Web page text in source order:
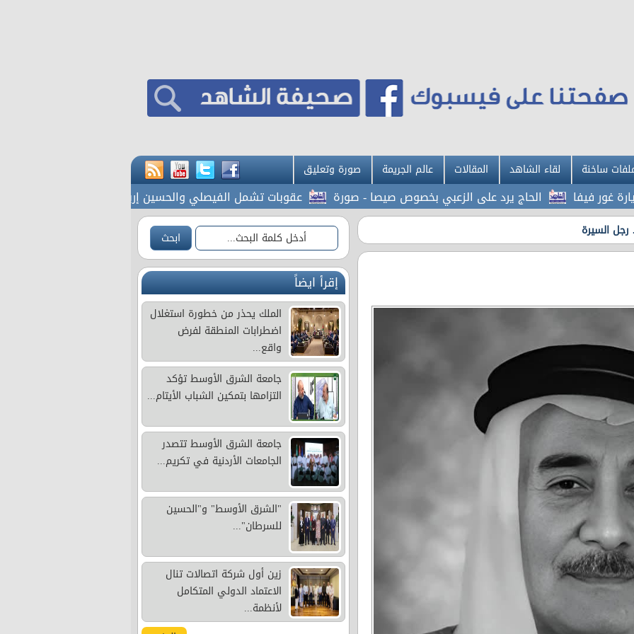
ساخنة لقاء الشاهد المقالات عالم الجريمة صورة وتعليق
الحاج يرد على الزعبي بخصوص صيصا - صورة عقوبات تشمل الفيصلي والحسين إربد وأندية أخرى
السيرة
إقرأ ايضاً
الملك يحذر من خطورة استغلال
اضطرابات المنطقة لفرض
واقع...
جامعة الشرق الأوسط تؤكد
التزامها بتمكين الشباب الأيتام...
جامعة الشرق الأوسط تتصدر
الجامعات الأردنية في تكريم...
"الشرق الأوسط" و"الحسين
للسرطان"...
زين أول شركة اتصالات تنال
الاعتماد الدولي المتكامل
لأنظمة...